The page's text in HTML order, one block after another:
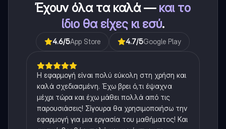
Έχουν όλα τα καλά — και το
ίδιο θα είχες κι εσύ.
4.6/5App Store 4.7/5Google Play
Η εφαρμογή είναι πολύ εύκολη στη χρήση και
καλά σχεδιασμένη. Έχω βρει ό,τι έψαχνα
μέχρι τώρα και έχω μάθει πολλά από τις
παρουσιάσεις! Σίγουρα θα χρησιμοποιήσω την
εφαρμογή για μια εργασία του μαθήματος! Και